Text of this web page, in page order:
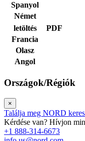
Spanyol
Német
letöltés
PDF
Francia
Olasz
Angol
Országok/Régiók
×
Találja meg NORD
Kérdése van? Hívjon
+1 888-314-6673